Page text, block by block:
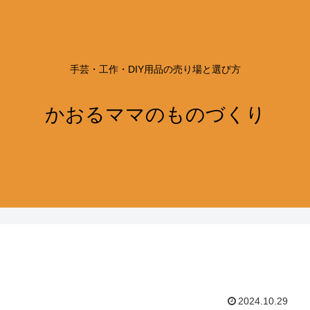
手芸・工作・DIY用品の売り場と選び方
かおるママのものづくり
2024.10.29